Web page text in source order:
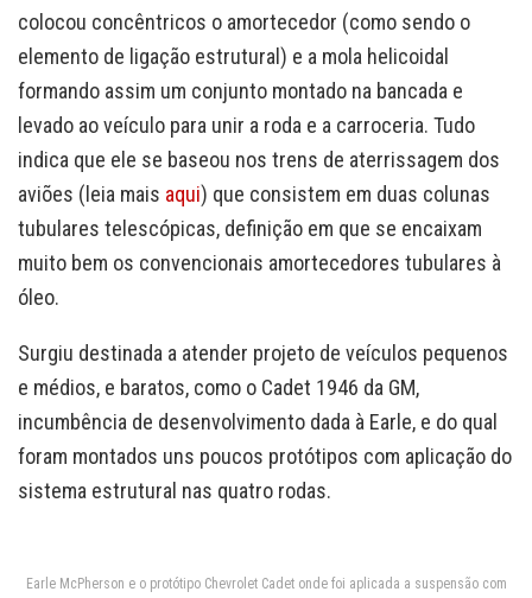
colocou concêntricos o amortecedor (como sendo o
elemento de ligação estrutural) e a mola helicoidal
formando assim um conjunto montado na bancada e
levado ao veículo para unir a roda e a carroceria. Tudo
indica que ele se baseou nos trens de aterrissagem dos
aviões (leia mais aqui) que consistem em duas colunas
tubulares telescópicas, definição em que se encaixam
muito bem os convencionais amortecedores tubulares à
óleo.
Surgiu destinada a atender projeto de veículos pequenos
e médios, e baratos, como o Cadet 1946 da GM,
incumbência de desenvolvimento dada à Earle, e do qual
foram montados uns poucos protótipos com aplicação do
sistema estrutural nas quatro rodas.
Earle McPherson e o protótipo Chevrolet Cadet onde foi aplicada a suspensão com